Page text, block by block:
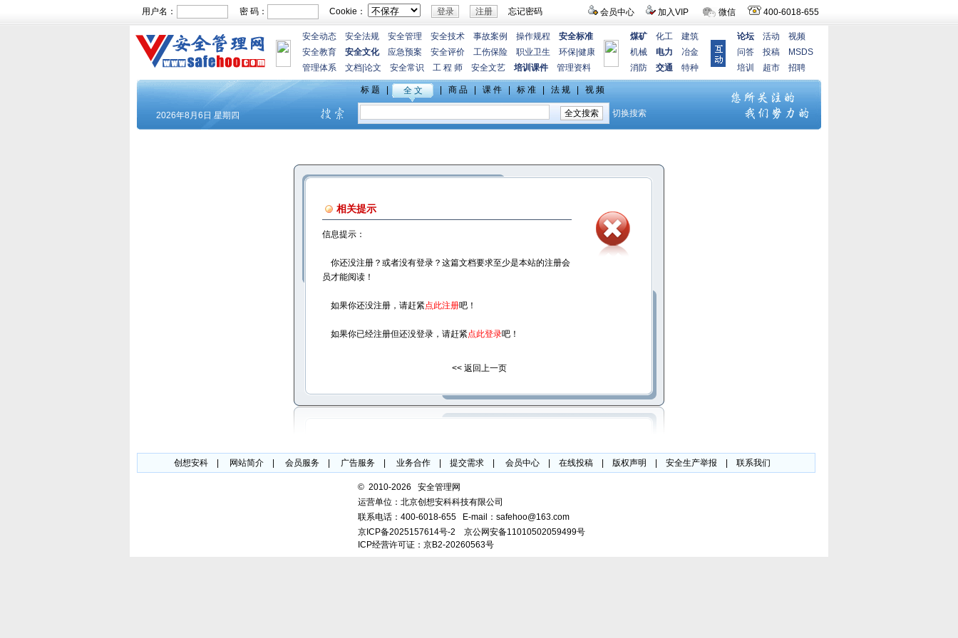
会员中心 加入VIP 微信 400-6018-655
用户名： 密 码： Cookie： 忘记密码
安全动态 安全法规 安全管理 安全技术 事故案例 操作规程
安全标准
安全教育
安全文化 应急预案 安全评价 工伤保险 职业卫生 环保 健康
管理体系
文档 论文 安全常识 工 程 师 安全文艺 培训课件 管理资料
煤矿 化工
建筑
机械
电力
冶金
消防
交通 特种
论坛 活动
视频
问答
投稿
MSDS
培训
超市 招聘
相关提示
信息提示：
你还没注册？或者没有登录？这篇文档要求至少是本站的注册会
员才能阅读！
如果你还没注册，请赶紧点此注册吧！
如果你已经注册但还没登录，请赶紧点此登录吧！
<< 返回上一页
创想安科| 网站简介| 会员服务| 广告服务| 业务合作| 提交需求| 会员中心| 在线投稿| 版权声明 安全生产举报 联系我们
© 2010-2026 安全管理网
运营单位：北京创想安科科技有限公司
联系电话： 400-6018-655 E-mail：safehoo@163.com
京ICP备2025157614号-2
京公网安备11010502059499号
ICP经营许可证：京B2-20260563号